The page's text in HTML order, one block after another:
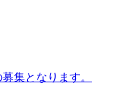
集となります。